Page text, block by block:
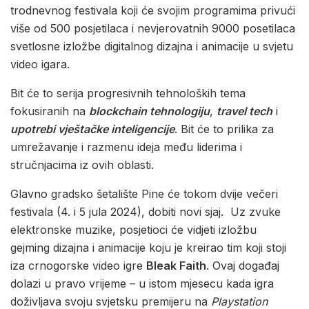
trodnevnog festivala koji će svojim programima privući
više od 500 posjetilaca i nevjerovatnih 9000 posetilaca
svetlosne izložbe digitalnog dizajna i animacije u svjetu
video igara.
Bit će to serija progresivnih tehnoloških tema
fokusiranih na blockchain tehnologiju, travel techi
upotrebi vještačke inteligencije. Bit će to prilika za
umrežavanje i razmenu ideja među liderima i
stručnjacima iz ovih oblasti.
Glavno gradsko šetalište Pine će tokom dvije večeri
festivala (4. i 5 jula 2024), dobiti novi sjaj. Uz zvuke
elektronske muzike, posjetioci će vidjeti izložbu
gejming dizajna i animacije koju je kreirao tim koji stoji
iza crnogorske video igre Bleak Faith. Ovaj događaj
dolazi u pravo vrijeme – u istom mjesecu kada igra
doživljava svoju svjetsku premijeru na Playstation